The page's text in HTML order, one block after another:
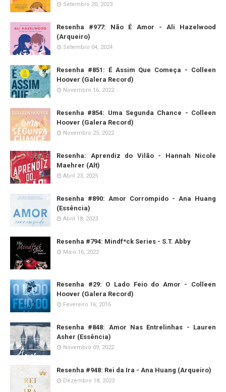
Setembro 20, 2023
Resenha #977: Não É Amor - Ali Hazelwood
(Arqueiro)
Setembro 04, 2024
Resenha #851: É Assim Que Começa - Colleen
Hoover (Galera Record)
Novembro 16, 2022
Resenha #854: Uma Segunda Chance - Colleen
Hoover (Galera Record)
Novembro 25, 2022
Resenha: Aprendiz do Vilão - Hannah Nicole
Maehrer (Alt)
Abril 23, 2025
Resenha #890: Amor Corrompido - Ana Huang
(Essência)
Abril 18, 2023
Resenha #794: Mindf*ck Series - S.T. Abby
Maio 16, 2022
Resenha #29: O Lado Feio do Amor - Colleen
Hoover (Galera Record)
Fevereiro 16, 2016
Resenha #848: Amor Nas Entrelinhas - Lauren
Asher (Essência)
Novembro 09, 2022
Resenha #948: Rei da Ira - Ana Huang (Arqueiro)
Dezembro 18, 2023